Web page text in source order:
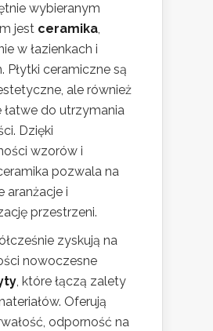
wybieranym
jest ceramika,
w łazienkach i
Płytki ceramiczne są
ale również
łatwe do utrzymania
Dzięki
wzorów i
pozwala na
aranżacje i
przestrzeni.
zyskują na
nowoczesne
, które łączą zalety
Oferują
odporność na